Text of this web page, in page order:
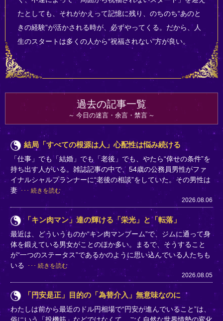
たとしても、それがかえって記憶に残り、のちのち“あのと
きの経験”が活かされる時が、必ずやってくる。だから、人
生のスタートは多くの人から“祝福されない”方が良い。
過去の記事一覧
今日の迷言・余言・禁言
結局「すべての根源は人」心配性は悩み続ける
「仕事」でも「結婚」でも「老後」でも、やたら“倖せの条件”を
持ち出す人がいる。雑誌記事の中で、54歳の公務員男性がファ
イナルシャルプランナーに“老後の相談”をしていた。その男性は
妻
続きを読む
2026.08.06
「キン肉マン」達の輝ける「栄光」と「転落」
最近は、どういうものか“キン肉マンブーム”で、ジムに通って身
体を鍛えている男女がことのほか多い。まるで、そうすること
が“一つのステータス”であるかのように思い込んでいる人たちも
いる
続きを読む
2026.08.05
「円安是正」目的の「為替介入」無意味なのに
わたしは前から最近のドル円相場で“円安が進んでいること”は、